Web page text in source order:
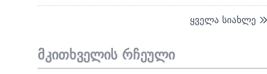
ყველა სიახლე
მკითხველის რჩეული